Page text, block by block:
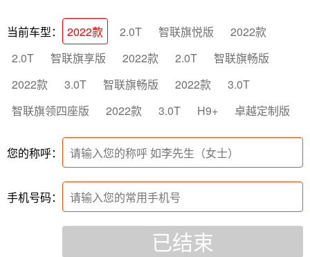
当前车型： 2022款 2.0T 智联旗悦版
2022款
2.0T
智联旗享版 2022款 2.0T
智联旗畅版
2022款
3.0T 智联旗畅版 2022款
3.0T
智联旗领四座版
2022款 3.0T H9+ 卓越定制版
您的称呼：
手机号码：
已结束
136****9333
熊团友 184****4463 2.0T 2小时前
孔团友 187****5178
昌团友 147****8304 卓越定制版
2022款